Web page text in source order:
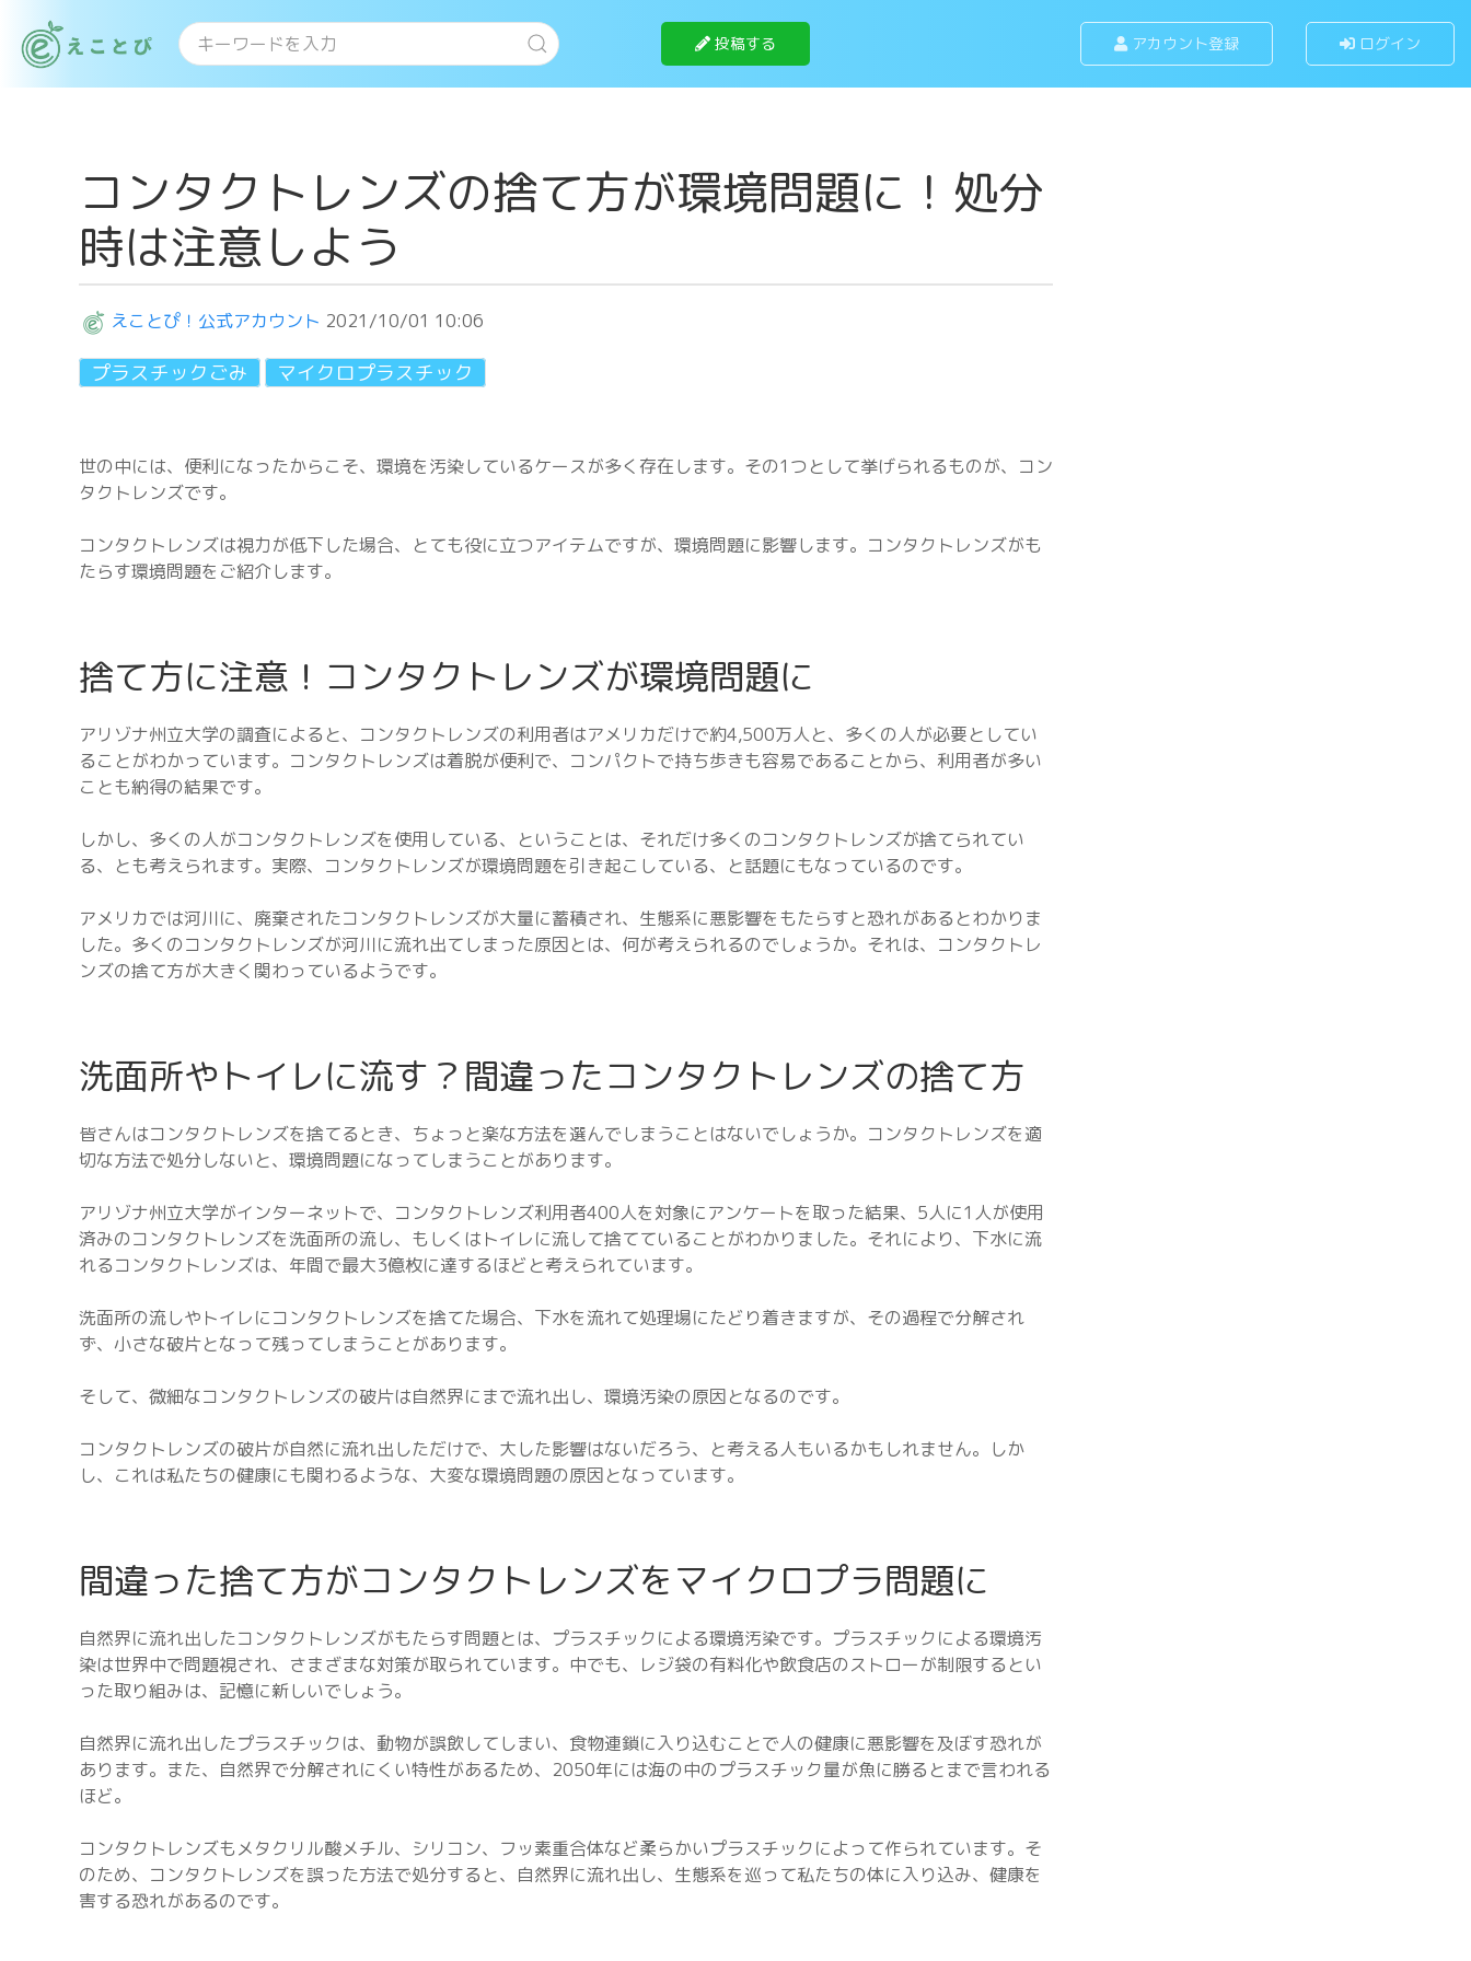
投稿する アカウント登録 ログイン
コンタクトレンズの捨て方が環境問題に！処分
時は注意しよう
えことぴ！公式アカウント 2021/10/01 10:06
プラスチックごみ マイクロプラスチック
世の中には、便利になったからこそ、環境を汚染しているケースが多く存在します。その1つとして挙げられるものが、コン
タクトレンズです。
コンタクトレンズは視力が低下した場合、とても役に立つアイテムですが、環境問題に影響します。コンタクトレンズがも
たらす環境問題をご紹介します。
捨て方に注意！コンタクトレンズが環境問題に
アリゾナ州立大学の調査によると、コンタクトレンズの利用者はアメリカだけで約4,500万人と、多くの人が必要としてい
ることがわかっています。コンタクトレンズは着脱が便利で、コンパクトで持ち歩きも容易であることから、利用者が多い
ことも納得の結果です。
しかし、多くの人がコンタクトレンズを使用している、ということは、それだけ多くのコンタクトレンズが捨てられてい
る、とも考えられます。実際、コンタクトレンズが環境問題を引き起こしている、と話題にもなっているのです。
アメリカでは河川に、廃棄されたコンタクトレンズが大量に蓄積され、生態系に悪影響をもたらすと恐れがあるとわかりま
した。多くのコンタクトレンズが河川に流れ出てしまった原因とは、何が考えられるのでしょうか。それは、コンタクトレ
ンズの捨て方が大きく関わっているようです。
洗面所やトイレに流す？間違ったコンタクトレンズの捨て方
皆さんはコンタクトレンズを捨てるとき、ちょっと楽な方法を選んでしまうことはないでしょうか。コンタクトレンズを適
切な方法で処分しないと、環境問題になってしまうことがあります。
アリゾナ州立大学がインターネットで、コンタクトレンズ利用者400人を対象にアンケートを取った結果、5人に1人が使用
済みのコンタクトレンズを洗面所の流し、もしくはトイレに流して捨てていることがわかりました。それにより、下水に流
れるコンタクトレンズは、年間で最大3億枚に達するほどと考えられています。
洗面所の流しやトイレにコンタクトレンズを捨てた場合、下水を流れて処理場にたどり着きますが、その過程で分解され
ず、小さな破片となって残ってしまうことがあります。
そして、微細なコンタクトレンズの破片は自然界にまで流れ出し、環境汚染の原因となるのです。
コンタクトレンズの破片が自然に流れ出しただけで、大した影響はないだろう、と考える人もいるかもしれません。しか
し、これは私たちの健康にも関わるような、大変な環境問題の原因となっています。
間違った捨て方がコンタクトレンズをマイクロプラ問題に
自然界に流れ出したコンタクトレンズがもたらす問題とは、プラスチックによる環境汚染です。プラスチックによる環境汚
染は世界中で問題視され、さまざまな対策が取られています。中でも、レジ袋の有料化や飲食店のストローが制限するとい
った取り組みは、記憶に新しいでしょう。
自然界に流れ出したプラスチックは、動物が誤飲してしまい、食物連鎖に入り込むことで人の健康に悪影響を及ぼす恐れが
あります。また、自然界で分解されにくい特性があるため、2050年には海の中のプラスチック量が魚に勝るとまで言われる
ほど。
コンタクトレンズもメタクリル酸メチル、シリコン、フッ素重合体など柔らかいプラスチックによって作られています。そ
のため、コンタクトレンズを誤った方法で処分すると、自然界に流れ出し、生態系を巡って私たちの体に入り込み、健康を
害する恐れがあるのです。